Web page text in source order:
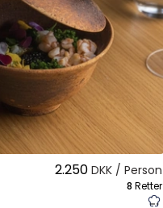
2.250 DKK / Person
8 Retter